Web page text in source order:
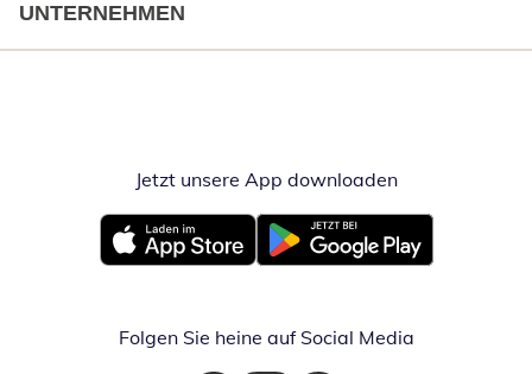
UNTERNEHMEN
Jetzt unsere App downloadenÖffnet in
Öffnet in neuem FensterÖffnet in neuem Fenster
Folgen Sie heine auf Social Media